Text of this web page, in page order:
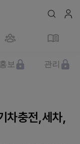
차충전,세차,
홍보 관리